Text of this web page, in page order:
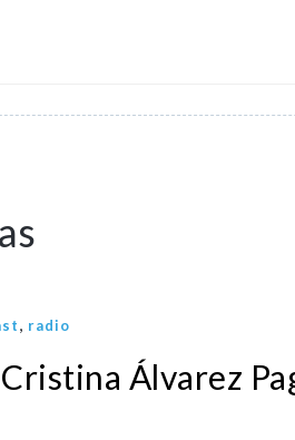
, radio
Álvarez